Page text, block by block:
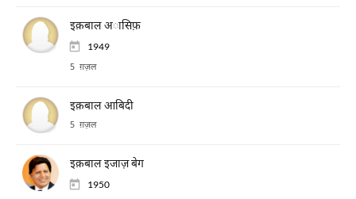
इक़बाल अासिफ़
1949
5 ग़ज़ल
इक़बाल आबिदी
5 ग़ज़ल
इक़बाल इजाज़ बेग
1950